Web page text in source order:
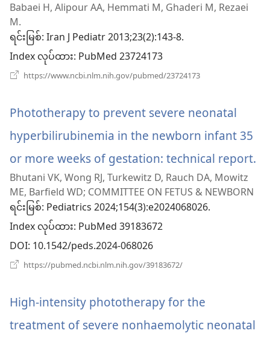
အသစ်
ဖွ
င့်
နေ
Babaei H, Alipour AA, Hemmati M, Ghaderi M, Rezaei
M.
ရင်းမြစ်‎: Iran J Pediatr 2013;23(2):143-8.
Index လုပ်ထား‎: PubMed 23724173
https://www.ncbi.nlm.nih.gov/pubmed/23724173
နေ
ပါ
တယ်)
Phototherapy to prevent severe neonatal
hyperbilirubinemia in the newborn infant 35
or more weeks of gestation: technical report.
Bhutani VK, Wong RJ, Turkewitz D, Rauch DA, Mowitz
ME, Barfield WD; COMMITTEE ON FETUS & NEWBORN
ရင်းမြစ်‎: Pediatrics 2024;154(3):e2024068026.
Index လုပ်ထား‎: PubMed 39183672
DOI‎: 10.1542/peds.2024-068026
https://pubmed.ncbi.nlm.nih.gov/39183672/
နေ
ပါ
တယ်)
High-intensity phototherapy for the
treatment of severe nonhaemolytic neonatal